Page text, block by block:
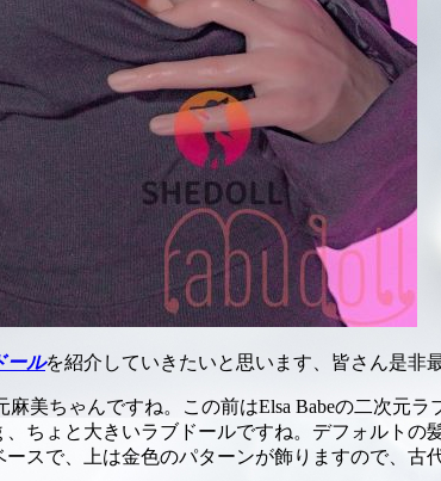
ールを紹介していきたいと思います、皆さん是非
麻美ちゃんですね。この前はElsa Babeの二次元
ちょと大きいラブドールですね。デフォルト
スで、上は金色のパターンが飾りますので、